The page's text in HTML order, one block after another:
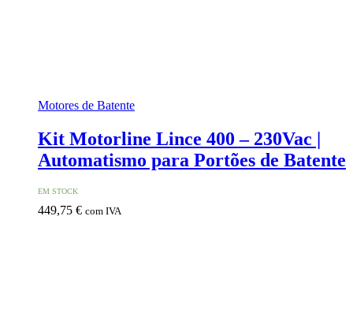
Motores de Batente
Kit Motorline Lince 400 – 230Vac |
Automatismo para Portões de Batente
EM STOCK
449,75 € com IVA